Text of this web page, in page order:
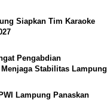
Siapkan Tim Karaoke
Pengabdian
Stabilitas Lampung
Lampung Panaskan